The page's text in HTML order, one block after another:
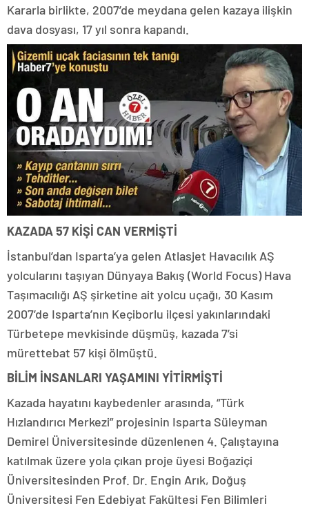
Kararla birlikte, 2007’de meydana gelen kazaya ilişkin
dava dosyası, 17 yıl sonra kapandı.
KAZADA 57 KİŞİ CAN VERMİŞTİ
İstanbul’dan Isparta’ya gelen Atlasjet Havacılık AŞ
yolcularını taşıyan Dünyaya Bakış (World Focus) Hava
Taşımacılığı AŞ şirketine ait yolcu uçağı, 30 Kasım
2007’de Isparta’nın Keçiborlu ilçesi yakınlarındaki
Türbetepe mevkisinde düşmüş, kazada 7’si
mürettebat 57 kişi ölmüştü.
BİLİM İNSANLARI YAŞAMINI YİTİRMİŞTİ
Kazada hayatını kaybedenler arasında, “Türk
Hızlandırıcı Merkezi” projesinin Isparta Süleyman
Demirel Üniversitesinde düzenlenen 4. Çalıştayına
katılmak üzere yola çıkan proje üyesi Boğaziçi
Üniversitesinden Prof. Dr. Engin Arık, Doğuş
Üniversitesi Fen Edebiyat Fakültesi Fen Bilimleri